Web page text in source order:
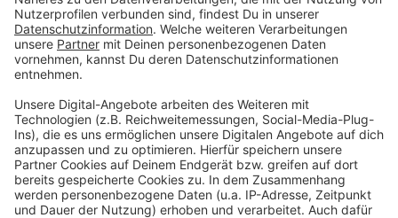
hat Forderungen entwickelt, wie Fahrrad fahren in
Aachen sicherer und attraktiver werden kann. Diese
wurden Ende 2019 bereits mit einer großen Mehrheit
im Stadtrat beschlossen. Diese müssen jetzt
konsequent umgesetzt werden.
5. Verpflichtung für einen nachhaltigen Umgang mit
Lebensmitteln!
Auch der Bereich Ernährung verursacht ungefähr
soviele Treibhausgas-Emissionen, wie der Bereich